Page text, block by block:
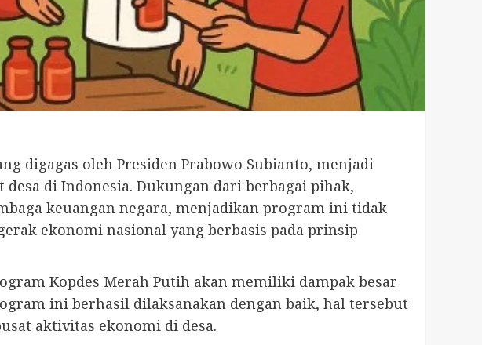
digagas oleh Presiden Prabowo Subianto, menjadi
di Indonesia. Dukungan dari berbagai pihak,
keuangan negara, menjadikan program ini tidak
ekonomi nasional yang berbasis pada prinsip
Kopdes Merah Putih akan memiliki dampak besar
ini berhasil dilaksanakan dengan baik, hal tersebut
aktivitas ekonomi di desa.